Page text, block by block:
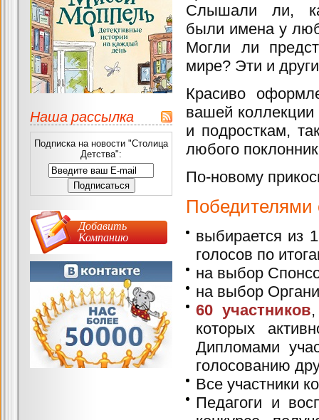
Слышали ли,
были имена у
Могли ли
мире? Эти и
Красиво
вашей коллекции
и подросткам,
любого
По-новому
Победителями
выбирается из
голосов по
на выбор
на выбор
60 участников
которых
Дипломами
голосованию
Все участники
Педагоги и
Наша рассылка
Подписка на новости "Столица
Детства":
Добавить
Компанию